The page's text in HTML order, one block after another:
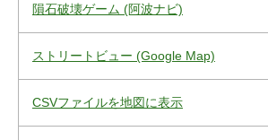
隕石破壊ゲーム (阿波ナビ)
ストリートビュー (Google Map)
CSVファイルを地図に表示